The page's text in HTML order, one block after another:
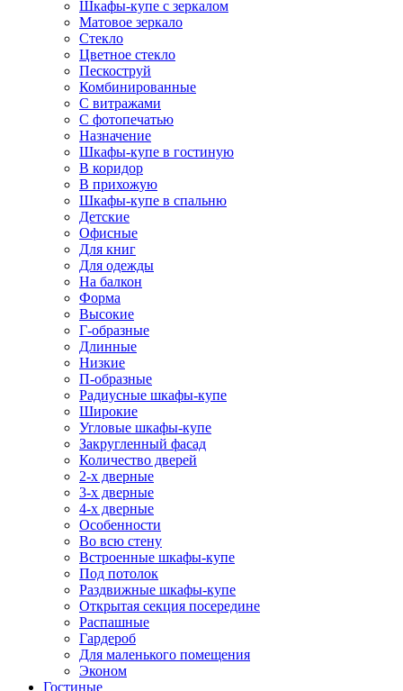
Шкафы-купе с зеркалом
Матовое зеркало
Стекло
Цветное стекло
Пескоструй
Комбинированные
С витражами
С фотопечатью
Назначение
Шкафы-купе в гостиную
В коридор
В прихожую
Шкафы-купе в спальню
Детские
Офисные
Для книг
Для одежды
На балкон
Форма
Высокие
Г-образные
Длинные
Низкие
П-образные
Радиусные шкафы-купе
Широкие
Угловые шкафы-купе
Закругленный фасад
Количество дверей
2-х дверные
3-х дверные
4-х дверные
Особенности
Во всю стену
Встроенные шкафы-купе
Под потолок
Раздвижные шкафы-купе
Открытая секция посередине
Распашные
Гардероб
Для маленького помещения
Эконом
Гостиные